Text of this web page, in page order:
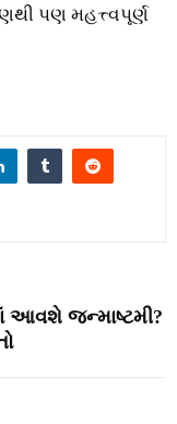
પણ મહત્ત્વપૂર્ણ
આવશે જન્માષ્ટમી?